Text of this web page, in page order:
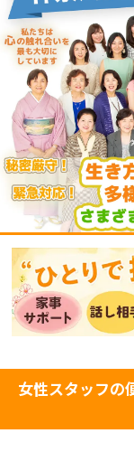
女性スタッフの